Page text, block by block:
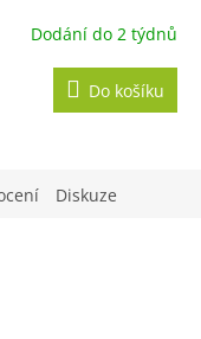
Dodání do 2 týdnů
Do košíku
Diskuze